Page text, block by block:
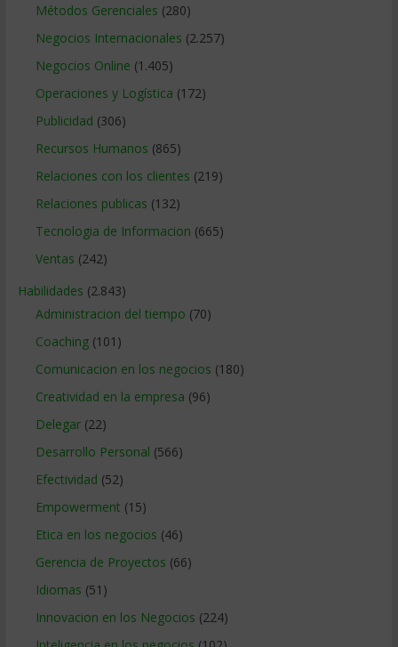
Métodos Gerenciales (280)
Negocios Internacionales (2.257)
Negocios Online (1.405)
Operaciones y Logística (172)
Publicidad (306)
Recursos Humanos (865)
Relaciones con los clientes (219)
Relaciones publicas (132)
Tecnologia de Informacion (665)
Ventas (242)
Habilidades (2.843)
Administracion del tiempo (70)
Coaching(101)
Comunicacion en los negocios (180)
Creatividad en la empresa (96)
Delegar(22)
Desarrollo Personal (566)
Efectividad (52)
Empowerment (15)
Etica en los negocios (46)
Gerencia de Proyectos (66)
Idiomas (51)
Innovacion en los Negocios (224)